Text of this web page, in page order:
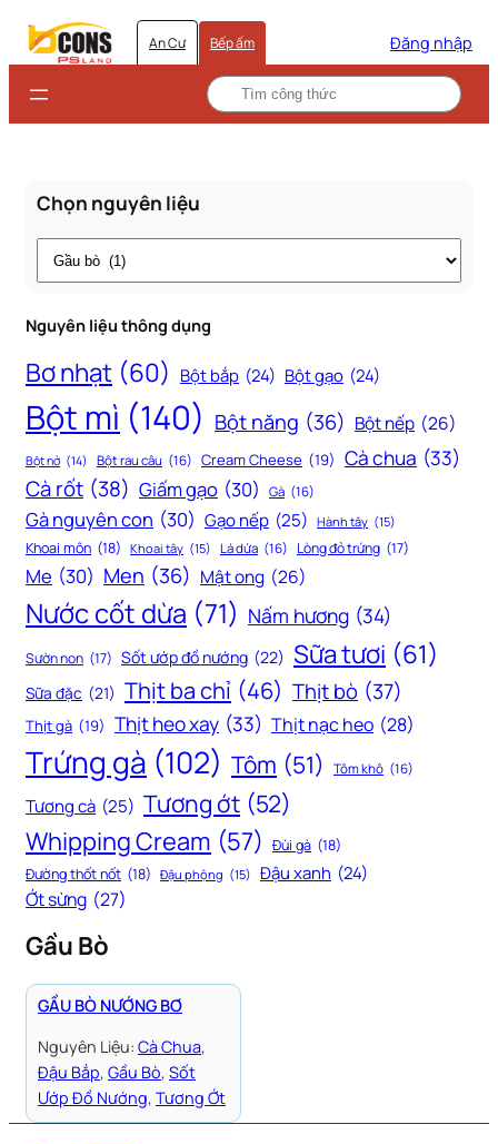
An Cư Bếp ấm Đăng nhập
Chọn nguyên liệu
Thẻ
Nguyên liệu thông dụng
Bơ nhạt (60) Bột bắp (24) Bột gạo (24)
Bột mì (140) Bột năng (36) Bột nếp (26)
Bột nở (14) Bột rau câu (16) Cream Cheese (19) Cà chua (33)
Cà rốt (38) Giấm gạo (30) Gà (16)
Gà nguyên con (30) Gạo nếp (25) Hành tây (15)
Khoai môn (18) Khoai tây (15) Lá dứa (16) Lòng đỏ trứng (17)
Me (30) Men (36) Mật ong (26)
Nước cốt dừa (71) Nấm hương (34)
Sườn non (17) Sốt ướp đồ nướng (22) Sữa tươi (61)
Sữa đặc (21) Thịt ba chỉ (46) Thịt bò (37)
Thịt gà (19) Thịt heo xay (33) Thịt nạc heo (28)
Trứng gà (102) Tôm (51) Tôm khô (16)
Tương cà (25) Tương ớt (52)
Whipping Cream (57) Đùi gà (18)
Đường thốt nốt (18) Đậu phộng (15) Đậu xanh (24)
Ớt sừng (27)
Gầu Bò
GẦU BÒ NƯỚNG BƠ
Nguyên Liệu: Cà Chua
Đậu Bắp, Gầu Bò, Sốt
Ướp Đồ Nướng, Tương Ớt